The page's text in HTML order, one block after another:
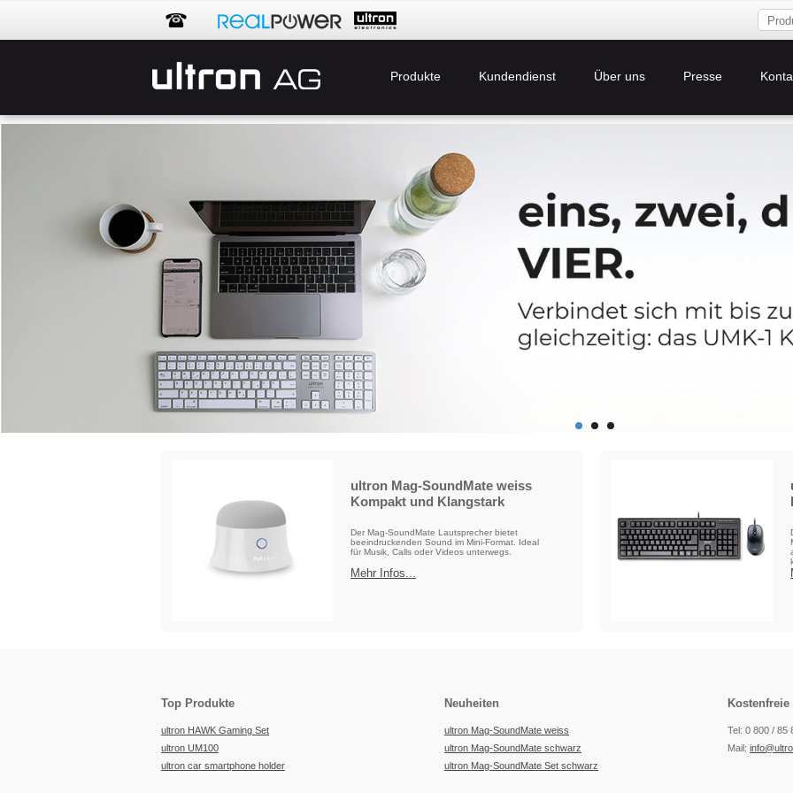
Produkte Kundendienst Über uns Presse
ultron Mag-SoundMate weiss
Kompakt und Klangstark
Der Mag-SoundMate Lautsprecher bietet
beeindruckenden Sound im Mini-Format. Ideal
für Musik, Calls oder Videos unterwegs.
Mehr Infos...
Top Produkte
ultron HAWK Gaming Set
ultron UM100
ultron car smartphone holder
Neuheiten
ultron Mag-SoundMate weiss
ultron Mag-SoundMate schwarz
ultron Mag-SoundMate Set schwarz
Tel: 0 800 / 85
Mail: